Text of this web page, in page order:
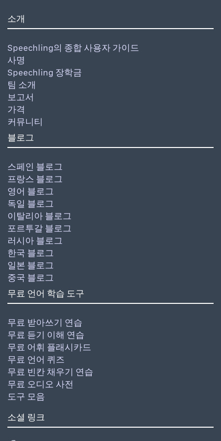
소개
Speechling의 종합 사용자 가이드
사명
Speechling 장학금
팀 소개
보고서
가격
커뮤니티
블로그
스페인 블로그
프랑스 블로그
영어 블로그
독일 블로그
이탈리아 블로그
포르투갈 블로그
러시아 블로그
한국 블로그
일본 블로그
중국 블로그
무료 언어 학습 도구
무료 받아쓰기 연습
무료 듣기 이해 연습
무료 어휘 플래시카드
무료 언어 퀴즈
무료 빈칸 채우기 연습
무료 오디오 사전
도구 모음
소셜 링크